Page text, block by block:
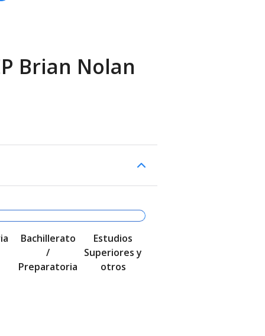
Brian Nolan
Bachillerato
/
Preparatoria
Estudios
Superiores y
otros